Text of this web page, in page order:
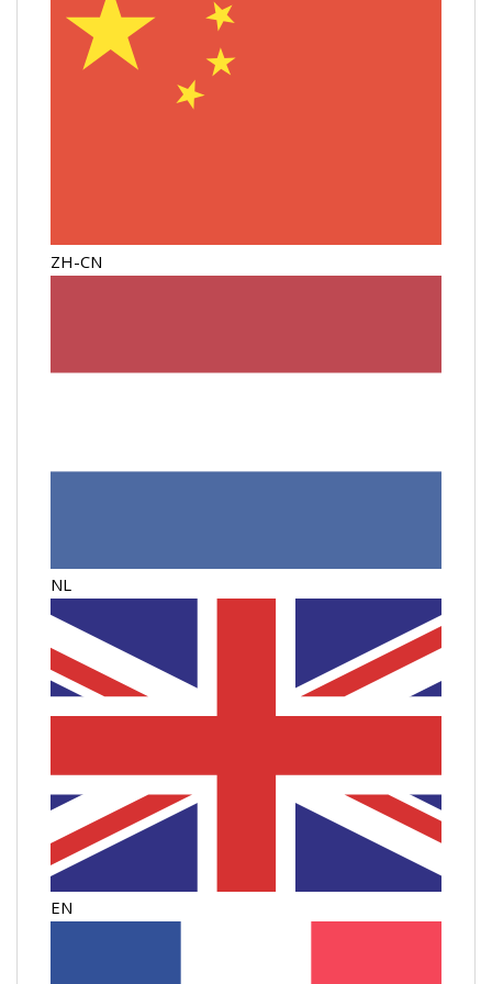
ZH-CN
NL
EN